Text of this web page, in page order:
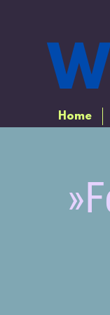
Home